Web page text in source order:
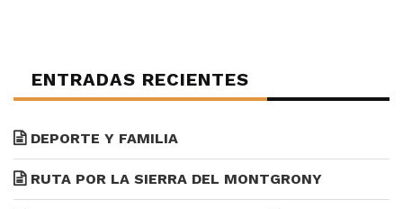
ENTRADAS RECIENTES
DEPORTE Y FAMILIA
RUTA POR LA SIERRA DEL MONTGRONY